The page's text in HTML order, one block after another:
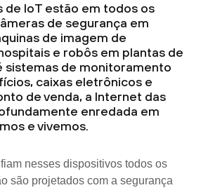
de IoT estão em todos os
de segurança em
de imagem de
e robôs em plantas de
sistemas de monitoramento
caixas eletrônicos e
de venda, a Internet das
enredada em
e vivemos.
nesses dispositivos todos os
são projetados com a segurança